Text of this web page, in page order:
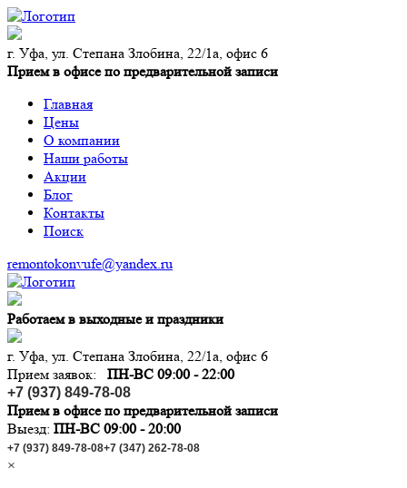
г. Уфа, ул. Степана Злобина, 22/1а, офис 6
Прием в офисе по предварительной записи
Главная
Цены
О компании
Наши работы
Акции
Блог
Контакты
Поиск
remontokonvufe@yandex.ru
Работаем в выходные и праздники
г. Уфа, ул. Степана Злобина, 22/1а, офис 6
Прием заявок: ПН-ВС 09:00 - 22:00
+7 (937) 849-78-08
Прием в офисе по предварительной записи
Выезд: ПН-ВС 09:00 - 20:00
+7 (937) 849-78-08+7 (347) 262-78-08
×